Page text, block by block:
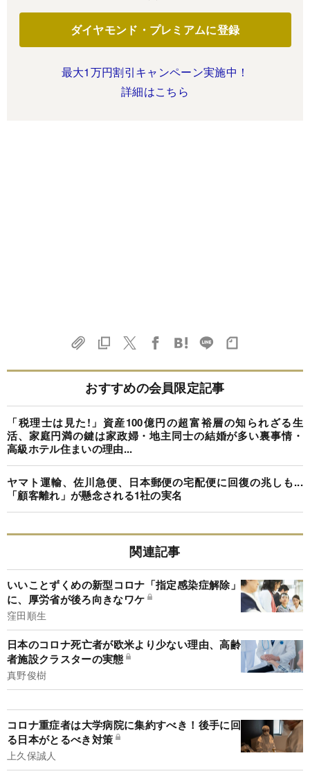
ダイヤモンド・プレミアムに登録
最大1万円割引キャンペーン実施中！
詳細はこちら
おすすめの会員限定記事
「税理士は見た!」資産100億円の超富裕層の知られざる生
活、家庭円満の鍵は家政婦・地主同士の結婚が多い裏事情・
高級ホテル住まいの理由...
ヤマト運輸、佐川急便、日本郵便の宅配便に回復の兆しも...
「顧客離れ」が懸念される1社の実名
関連記事
いいことずくめの新型コロナ「指定感染症解除」
に、厚労省が後ろ向きなワケ
窪田順生
日本のコロナ死亡者が欧米より少ない理由、高齢
者施設クラスターの実態
真野俊樹
コロナ重症者は大学病院に集約すべき！後手に回
る日本がとるべき対策
上久保誠人